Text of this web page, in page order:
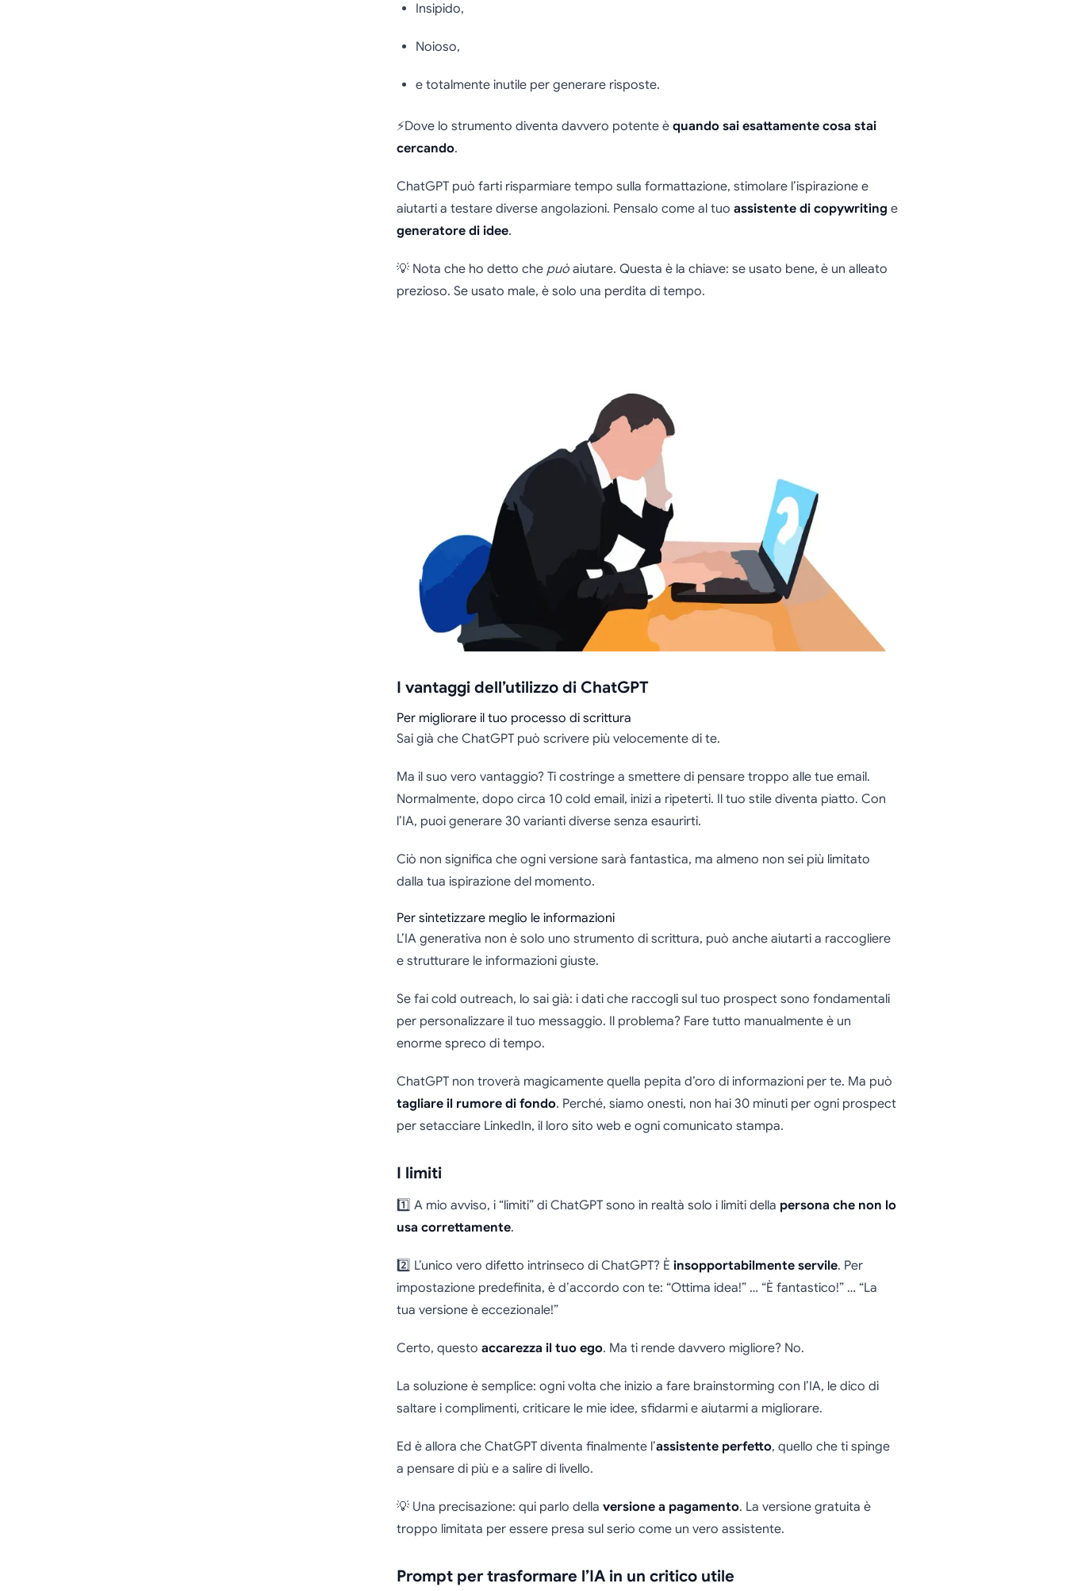
Insipido,
Noioso,
e totalmente inutile per generare risposte.
⚡Dove lo strumento diventa davvero potente è quando sai esattamente cosa stai
cercando.
ChatGPT può farti risparmiare tempo sulla formattazione, stimolare l’ispirazione e
aiutarti a testare diverse angolazioni. Pensalo come al tuo assistente di copywriting e
generatore di idee.
💡 Nota che ho detto che puòaiutare. Questa è la chiave: se usato bene, è un alleato
prezioso. Se usato male, è solo una perdita di tempo.
I vantaggi dell’utilizzo di ChatGPT
Per migliorare il tuo processo di scrittura
Sai già che ChatGPT può scrivere più velocemente di te.
Ma il suo vero vantaggio? Ti costringe a smettere di pensare troppo alle tue email.
Normalmente, dopo circa 10 cold email, inizi a ripeterti. Il tuo stile diventa piatto. Con
l’IA, puoi generare 30 varianti diverse senza esaurirti.
Ciò non significa che ogni versione sarà fantastica, ma almeno non sei più limitato
dalla tua ispirazione del momento.
Per sintetizzare meglio le informazioni
L’IA generativa non è solo uno strumento di scrittura, può anche aiutarti a raccogliere
e strutturare le informazioni giuste.
Se fai cold outreach, lo sai già: i dati che raccogli sul tuo prospect sono fondamentali
per personalizzare il tuo messaggio. Il problema? Fare tutto manualmente è un
enorme spreco di tempo.
ChatGPT non troverà magicamente quella pepita d’oro di informazioni per te. Ma può
tagliare il rumore di fondo. Perché, siamo onesti, non hai 30 minuti per ogni prospect
per setacciare LinkedIn, il loro sito web e ogni comunicato stampa.
I limiti
1️⃣ A mio avviso, i “limiti” di ChatGPT sono in realtà solo i limiti della persona che non lo
usa correttamente.
2️⃣ L’unico vero difetto intrinseco di ChatGPT? È insopportabilmente servile. Per
impostazione predefinita, è d’accordo con te: “Ottima idea!” … “È fantastico!” … “La
tua versione è eccezionale!”
Certo, questo accarezza il tuo ego. Ma ti rende davvero migliore? No.
La soluzione è semplice: ogni volta che inizio a fare brainstorming con l’IA, le dico di
saltare i complimenti, criticare le mie idee, sfidarmi e aiutarmi a migliorare.
Ed è allora che ChatGPT diventa finalmente l’assistente perfetto, quello che ti spinge
a pensare di più e a salire di livello.
💡 Una precisazione: qui parlo della versione a pagamento. La versione gratuita è
troppo limitata per essere presa sul serio come un vero assistente.
Prompt per trasformare l’IA in un critico utile